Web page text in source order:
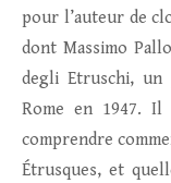
pour l’auteur de
dont Massimo
degli Etruschi, un
Rome en 1947. Il
comprendre
Étrusques, et